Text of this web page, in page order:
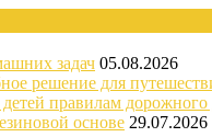
задач 05.08.2026
решение для
правилам
основе 29.07.2026